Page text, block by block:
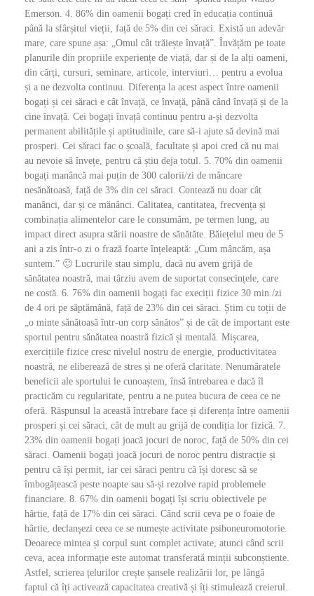
Emerson. 4. 86% din oamenii bogați cred în educația continuă
până la sfârșitul vieții, față de 5% din cei săraci. Există un adevăr
mare, care spune așa: „Omul cât trăiește învață”. Învățăm pe toate
planurile din propriile experiențe de viață, dar și de la alți oameni,
din cărți, cursuri, seminare, articole, interviuri… pentru a evolua
și a ne dezvolta continuu. Diferența la acest aspect între oamenii
bogați și cei săraci e cât învață, ce învață, până când învață și de la
cine învață. Cei bogați învață continuu pentru a-și dezvolta
permanent abilitățile și aptitudinile, care să-i ajute să devină mai
prosperi. Cei săraci fac o școală, facultate și apoi cred că nu mai
au nevoie să învețe, pentru că știu deja totul. 5. 70% din oamenii
bogați manâncă mai puțin de 300 calorii/zi de mâncare
nesănătoasă, față de 3% din cei săraci. Contează nu doar cât
manânci, dar și ce mănânci. Calitatea, cantitatea, frecvența și
combinația alimentelor care le consumăm, pe termen lung, au
impact direct asupra stării noastre de sănătăte. Băiețelul meu de 5
ani a zis într-o zi o frază foarte înțeleaptă: „Cum mâncăm, așa
suntem.” 🙂 Lucrurile stau simplu, dacă nu avem grijă de
sănătatea noastră, mai târziu avem de suportat consecințele, care
ne costă. 6. 76% din oamenii bogați fac execiții fizice 30 min./zi
de 4 ori pe săptămână, față de 23% din cei săraci. Știm cu toții de
„o minte sănătoasă într-un corp sănătos” și de cât de important este
sportul pentru sănătatea noastră fizică și mentală. Mișcarea,
exercițiile fizice cresc nivelul nostru de energie, productivitatea
noastră, ne eliberează de stres și ne oferă claritate. Nenumăratele
beneficii ale sportului le cunoaștem, însă întrebarea e dacă îl
practicăm cu regularitate, pentru a ne putea bucura de ceea ce ne
oferă. Răspunsul la această întrebare face și diferența între oamenii
prosperi și cei săraci, cât de mult au grijă de condiția lor fizică. 7.
23% din oamenii bogați joacă jocuri de noroc, față de 50% din cei
săraci. Oamenii bogați joacă jocuri de noroc pentru distracție și
pentru că își permit, iar cei săraci pentru că își doresc să se
îmbogățească peste noapte sau să-și rezolve rapid problemele
financiare. 8. 67% din oamenii bogați își scriu obiectivele pe
hârtie, față de 17% din cei săraci. Când scrii ceva pe o foaie de
hârtie, declanșezi ceea ce se numește activitate psihoneuromotorie.
Deoarece mintea și corpul sunt complet activate, atunci când scrii
ceva, acea informație este automat transferată minții subconștiente.
Astfel, scrierea țelurilor crește șansele realizării lor, pe lângă
faptul că îți activează capacitatea creativă și îți stimulează creierul.